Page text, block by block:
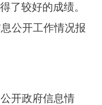
了较好的成绩。
公开工作情况报
开政府信息情